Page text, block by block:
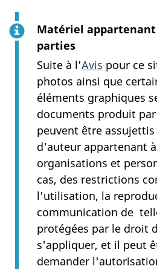
Matériel appartenant
parties
Suite à l’Avis pour ce
photos ainsi que
éléments graphiques
documents produit par
peuvent être
d'auteur appartenant
organisations et
cas, des restrictions
l’utilisation, la
communication de
protégées par le droit
s'appliquer, et il peut
demander